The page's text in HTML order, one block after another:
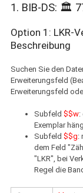
1. BIB-DS: 🏛
Option 1: LKR-
Beschreibung
Suchen Sie den
Erweiterungsfeld
Erweiterungsfeld
Subfeld $$w:
Exemplar
Subfeld $$g:
dem Feld
"LKR", bei
Regel die